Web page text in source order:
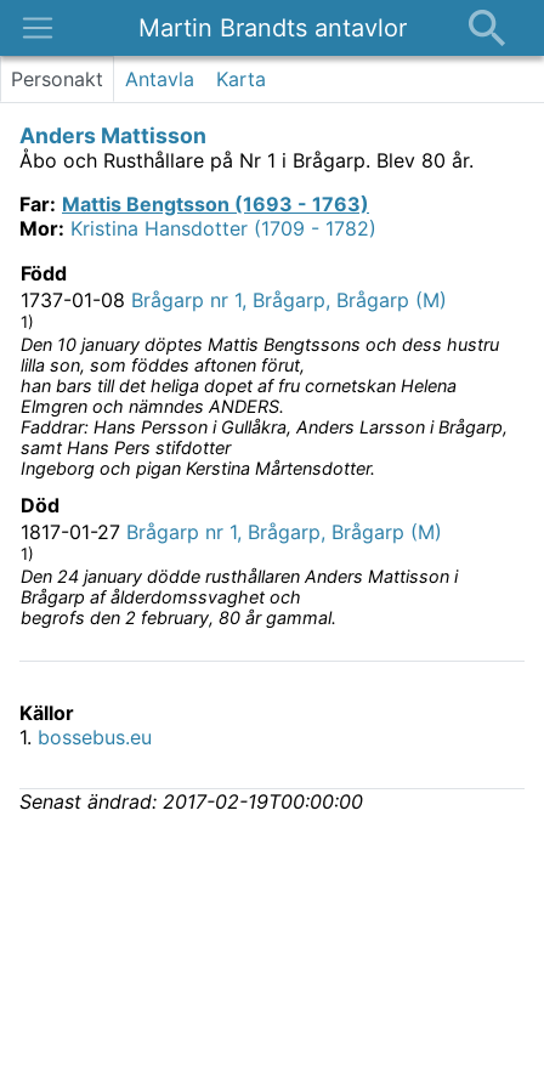
Martin Brandts antavlor
Platser
Om
Kontakt
Personakt Antavla Karta
Anders Mattisson
Åbo och Rusthållare på Nr 1 i Brågarp. Blev 80 år.
Far: Mattis Bengtsson (1693 - 1763)
Mor: Kristina Hansdotter (1709 - 1782)
Född
1737-01-08 Brågarp nr 1, Brågarp, Brågarp (M)
1)
Den 10 january döptes Mattis Bengtssons och dess hustru
lilla son, som föddes aftonen förut,
han bars till det heliga dopet af fru cornetskan Helena
Elmgren och nämndes ANDERS.
Faddrar: Hans Persson i Gullåkra, Anders Larsson i Brågarp,
samt Hans Pers stifdotter
Ingeborg och pigan Kerstina Mårtensdotter.
Död
1817-01-27 Brågarp nr 1, Brågarp, Brågarp (M)
1)
Den 24 january dödde rusthållaren Anders Mattisson i
Brågarp af ålderdomssvaghet och
begrofs den 2 february, 80 år gammal.
Källor
1. bossebus.eu
Senast ändrad: 2017-02-19T00:00:00